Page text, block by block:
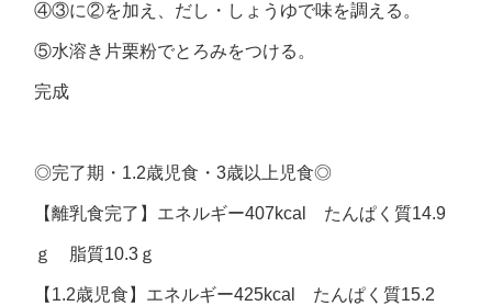
④③に②を加え、だし・しょうゆで味を調える。
⑤水溶き片栗粉でとろみをつける。
完成
◎完了期・ 1.2歳児食・3歳以上児食◎
【離乳食完了】エネルギー407kcal たんぱく質14.9
ｇ 脂質10.3ｇ
【1.2歳児食】エネルギー425kcal たんぱく質15.2